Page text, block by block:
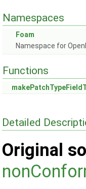
Namespaces
Foam
Namespace for
Functions
Detailed
Original